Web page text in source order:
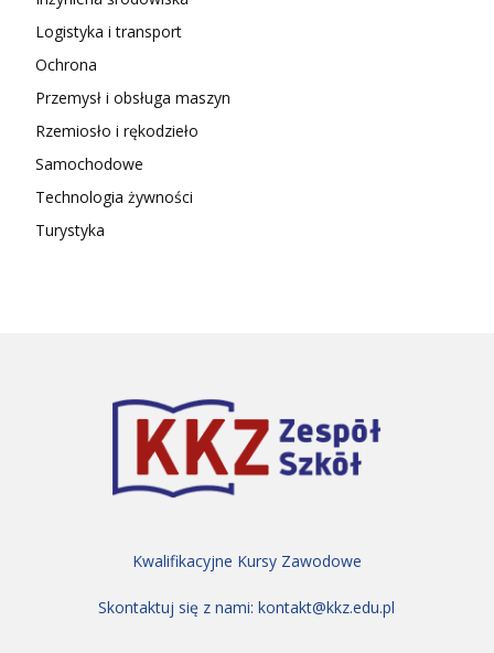
Logistyka i transport
Ochrona
Przemysł i obsługa maszyn
Rzemiosło i rękodzieło
Samochodowe
Technologia żywności
Turystyka
Kwalifikacyjne Kursy Zawodowe
Skontaktuj się z nami:kontakt@kkz.edu.pl